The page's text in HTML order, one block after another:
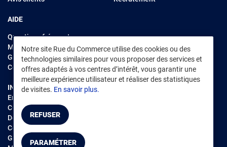
Notre site Rue du Commerce utilise des cookies ou des
technologies similaires pour vous proposer des services et
offres adaptés à vos centres d’intérêt, vous garantir une
meilleure expérience utilisateur et réaliser des statistiques
de visites. En savoir plus.
REFUSER
PARAMÉTRER
AIDE
Questions fréquentes
Modes de règlements
Garantie et retours
Contacter Rue du Commerce
INFORMATIONS LÉGALES
Environnement
CGV /CGU Marketplace
Données personnelles
Cookies
Gérer mes cookies